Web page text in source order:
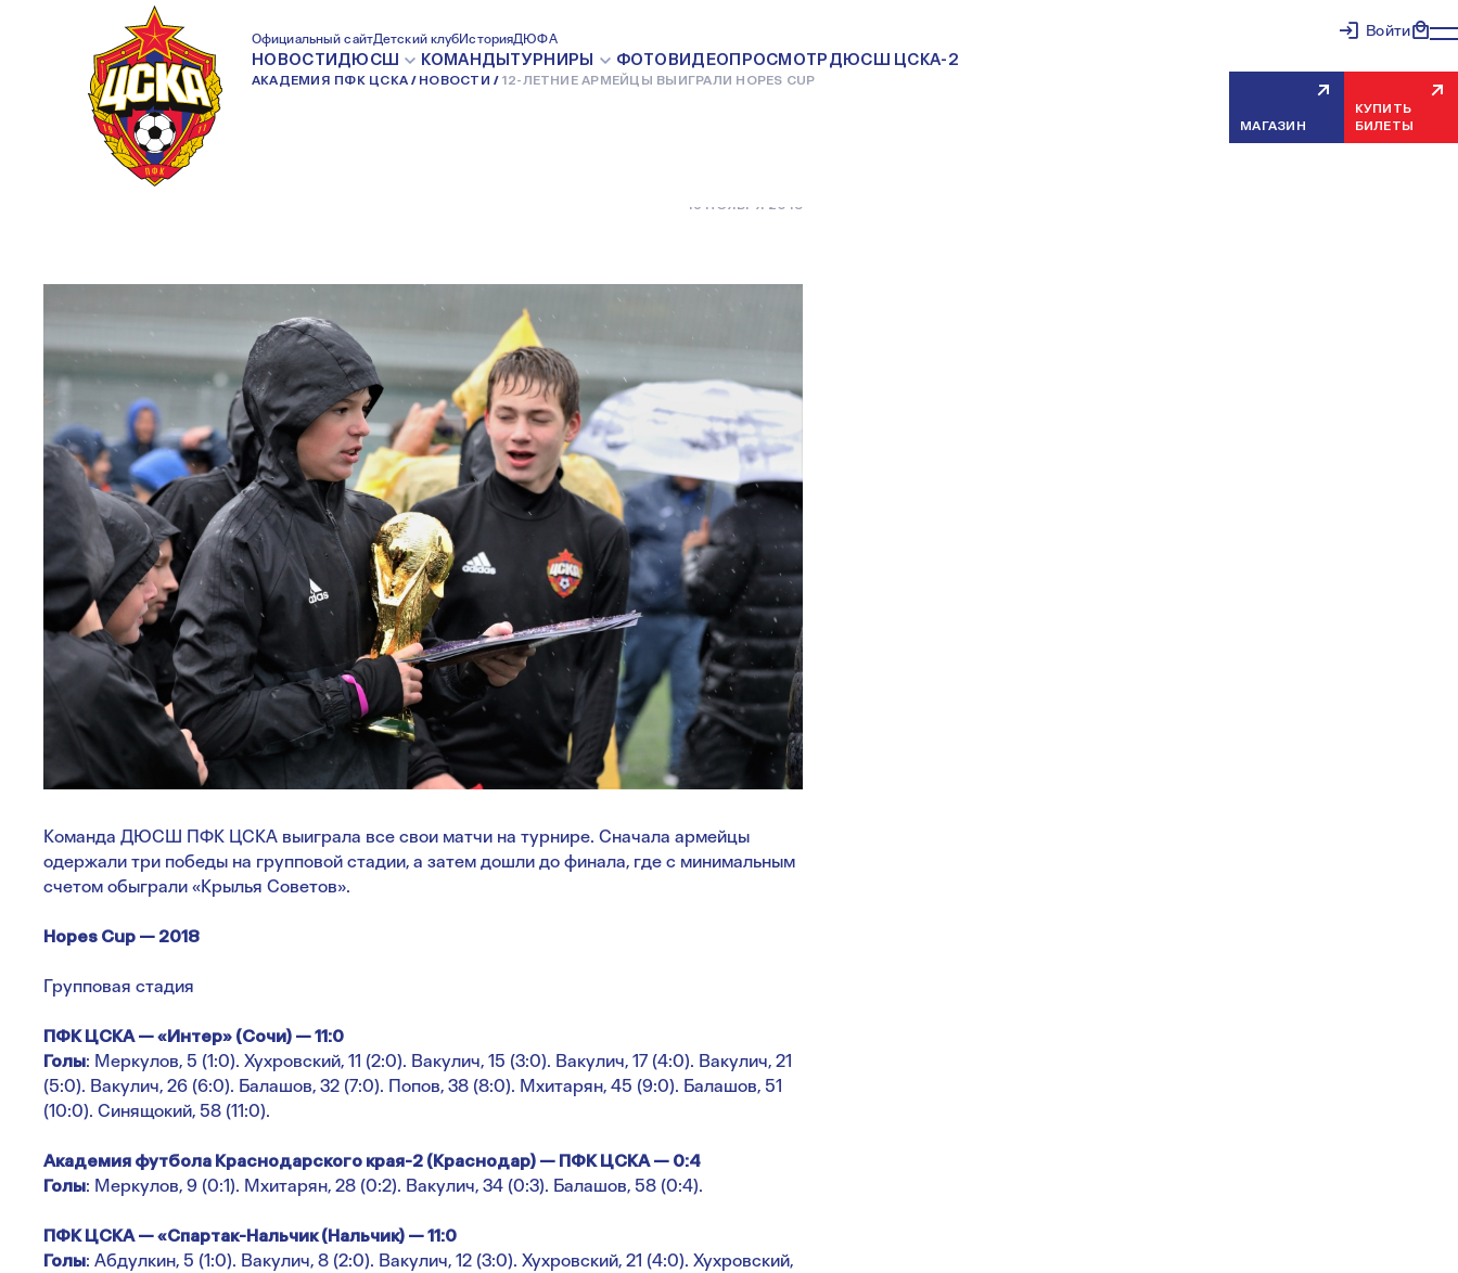
Официальный сайтДетский клубИсторияДЮФА
НОВОСТИДЮСШ КОМАНДЫТУРНИРЫ ФОТОВИДЕОПРОСМОТРДЮСШ ЦСКА-2
АКАДЕМИЯ ПФК ЦСКА НОВОСТИ 12-ЛЕТНИЕ АРМЕЙЦЫ ВЫИГРАЛИ HOPES CUP
Войти
МАГАЗИН
КУПИТЬ
БИЛЕТЫ
12-ЛЕТНИЕ АРМЕЙЦЫ
ВЫИГРАЛИ HOPES CUP
15 НОЯБРЯ 2018
Команда ДЮСШ ПФК ЦСКА выиграла все свои матчи на турнире. Сначала армейцы
одержали три победы на групповой стадии, а затем дошли до финала, где с минимальным
счетом обыграли «Крылья Советов».
Hopes Cup — 2018
Групповая стадия
ПФК ЦСКА — «Интер» (Сочи) — 11:0
Голы: Меркулов, 5 (1:0). Хухровский, 11 (2:0). Вакулич, 15 (3:0). Вакулич, 17 (4:0). Вакулич, 21
(5:0). Вакулич, 26 (6:0). Балашов, 32 (7:0). Попов, 38 (8:0). Мхитарян, 45 (9:0). Балашов, 51
(10:0). Синящокий, 58 (11:0).
Академия футбола Краснодарского края-2 (Краснодар) — ПФК ЦСКА — 0:4
Голы: Меркулов, 9 (0:1). Мхитарян, 28 (0:2). Вакулич, 34 (0:3). Балашов, 58 (0:4).
ПФК ЦСКА — «Спартак-Нальчик (Нальчик) — 11:0
Голы: Абдулкин, 5 (1:0). Вакулич, 8 (2:0). Вакулич, 12 (3:0). Хухровский, 21 (4:0). Хухровский,